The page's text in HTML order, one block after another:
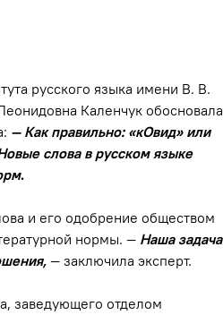
русского языка имени В. В.
Каленчук обосновала
— Как правильно: «кОвид» или
слова в русском языке
.
и его одобрение обществом
нормы. — Наша задача
— заключила эксперт.
заведующего отделом